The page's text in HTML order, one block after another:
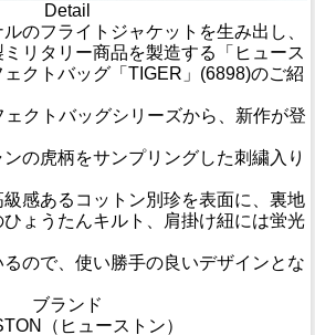
Detail
のフライトジャケットを生み出し、
リタリー商品を製造する「ヒュース
ェクトバッグ「TIGER」(6898)のご紹
クトバッグシリーズから、新作が登
の虎柄をサンプリングした刺繍入り
感あるコットン別珍を表面に、裏地
ょうたんキルト、肩掛け紐には蛍光
ので、使い勝手の良いデザインとな
ブランド
（ヒューストン）